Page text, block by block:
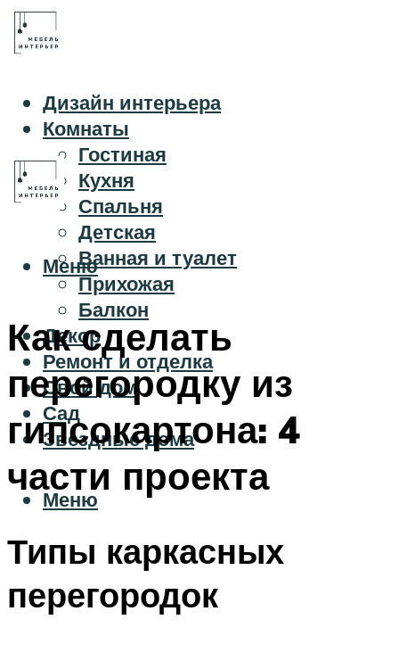
Дизайн интерьера
Комнаты
Гостиная
Кухня
Спальня
Детская
Ванная и туалет
Прихожая
Балкон
Декор
Ремонт и отделка
Свой дом
Сад
Звездные дома
Меню
Меню
Как сделать
перегородку из
гипсокартона: 4
части проекта
Типы каркасных
перегородок